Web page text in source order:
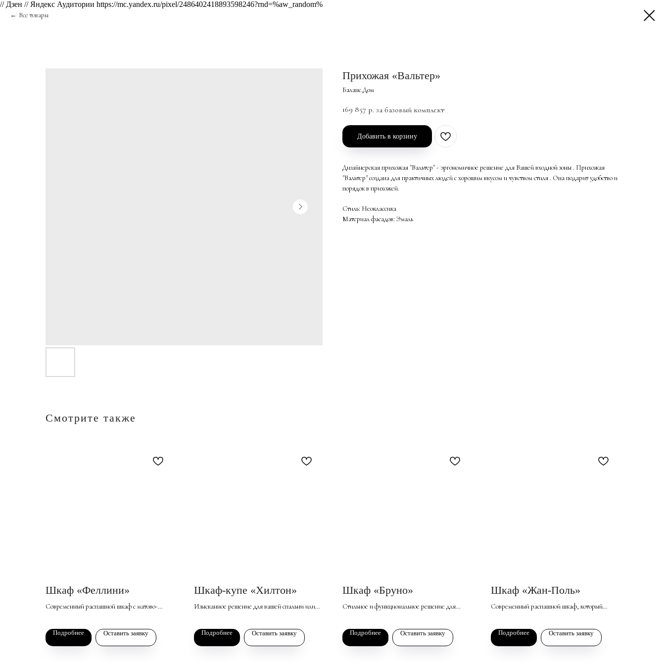
// Дзен // Яндекс Аудитории https://mc.yandex.ru/pixel/2486402418893598246?rnd=%aw_random%
Все товары
Прихожая «Вальтер»
Баланс.Дом
169 857 р. за базовый комплект
Добавить в корзину
Дизайнерская прихожая "Вальтер" - эргономичное решение для Вашей входной зоны . Прихожая
"Вальтер" создана для практичных людей с хорошим вкусом и чувством стиля . Она подарит удобство и
порядок в прихожей.
Стиль: Неоклассика
Материал фасадов: Эмаль
Смотрите также
Шкаф «Феллини»
Современный распашной шкаф с матово-
вместительный, он станет эффектным
элементом интерьера спальни, гостиной или
прихожей.
Подробнее Оставить заявку
Шкаф-купе «Хилтон»
Изысканное решение для вашей спальни или
стиле. Его фасады украшены зеркальными
вставками с делителями и фрезерованными
элементами, что придает мягкой мебели
Подробнее Оставить заявку
Шкаф «Бруно»
Стильное и функциональное решение для
Рифленые фасады, являющиеся актуальным
трендом в мебельном дизайне, придают
интерьеру оригинальность и гармонию.
Подробнее Оставить заявку
Шкаф «Жан-Поль»
Современный распашной шкаф, который
или гостиной. Фасады из МДФ с эмалевым
покрытием и оригинальной фрезеровкой
придают изделию элегантный внешний вид, не
Подробнее Оставить заявку